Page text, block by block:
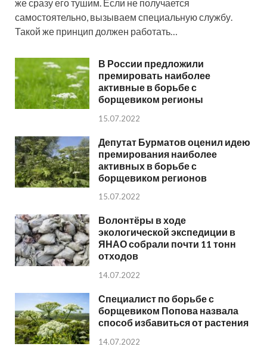
же сразу его тушим. Если не получается
самостоятельно, вызываем специальную службу.
Такой же принцип должен работать…
В России предложили
премировать наиболее
активные в борьбе с
борщевиком регионы
15.07.2022
Депутат Бурматов оценил идею
премирования наиболее
активных в борьбе с
борщевиком регионов
15.07.2022
Волонтёры в ходе
экологической экспедиции в
ЯНАО собрали почти 11 тонн
отходов
14.07.2022
Специалист по борьбе с
борщевиком Попова назвала
способ избавиться от растения
14.07.2022